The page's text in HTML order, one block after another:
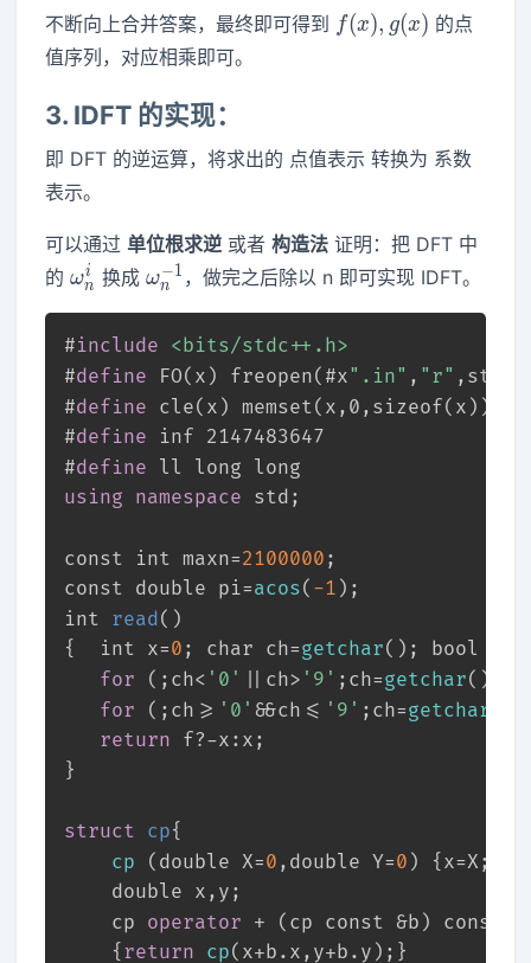
不断向上合并答案，最终即可得到 f(x),g(x)
f(x), g(x) 的点
值序列，对应相乘即可。
3. IDFT 的实现：
即 DFT 的逆运算，将求出的 点值表示 转换为 系数
表示。
可以通过单位根求逆 或者构造法 证明：把 DFT 中
的ω^i_n
ωn
i 换成ω_n^{-1}
ωn
−1 ，做完之后除以 n 即可实现 IDFT。
#include <bits/stdc++.h>
#define FO(x) freopen(#x".in" , "r"
#define cle(x) memset(x,0,sizeof(x))
#define inf 2147483647
#define ll long long
using namespace std;
const int maxn=2100000 ;
const double pi=acos( -1 );
int read ()
{ int x=0 ; char ch=getchar(); bool
for (;ch< '0' ||ch> '9' ;ch=getchar())
for (;ch>= '0' &&ch<= '9' ;ch=getchar
return f?-x:x;
}
struct cp{
cp ( double X=0 , double Y=0 ) {x=X;
double x,y;
	cp
operator + (cp const &b) const
	{
return cp(x+b.x,y+b.y);}